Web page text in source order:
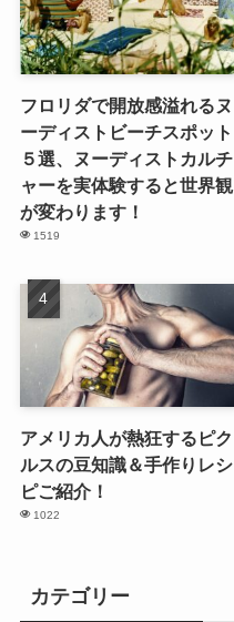
フロリダで開放感溢れるヌ
ーディストビーチスポット
５選、ヌーディストカルチ
ャーを実体験すると世界観
が変わります！
1519
アメリカ人が熱狂するピク
ルスの豆知識＆手作りレシ
ピご紹介！
1022
カテゴリー